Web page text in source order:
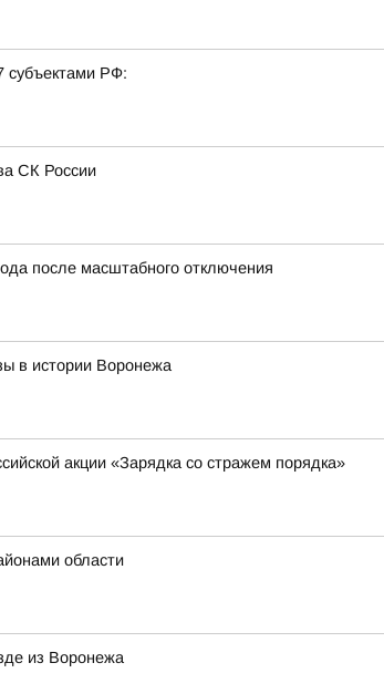
субъектами РФ:
СК России
после масштабного отключения
в истории Воронежа
акции «Зарядка со стражем порядка»
области
из Воронежа